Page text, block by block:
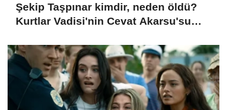
Şekip Taşpınar kimdir, neden öldü?
Kurtlar Vadisi'nin Cevat Akarsu'su